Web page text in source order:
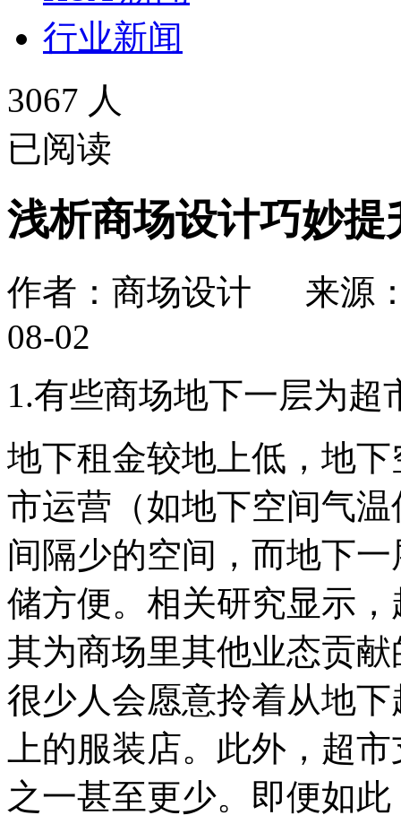
行业新闻
3067 人
已阅读
浅析商场设计巧妙
作者：商场设计 来源
08-02
1.有些商场地下一层为超
地下租金较地上低，地
市运营（如地下空间气
间隔少的空间，而地下
储方便。相关研究显示
其为商场里其他业态贡
很少人会愿意拎着从地
上的服装店。此外，超
之一甚至更少。即便如